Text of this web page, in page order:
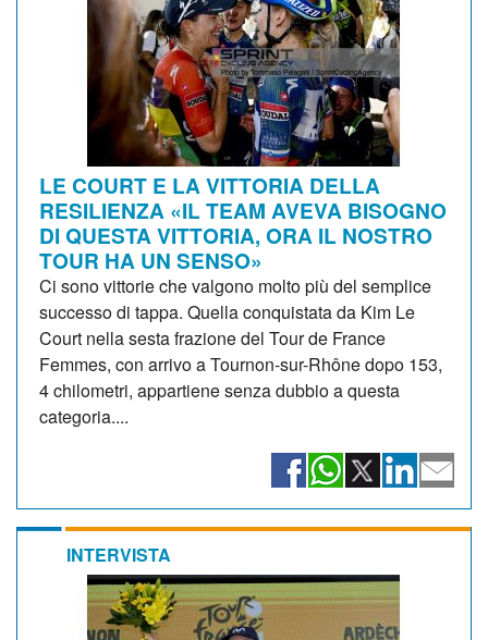
LE COURT E LA VITTORIA DELLA
RESILIENZA «IL TEAM AVEVA BISOGNO
DI QUESTA VITTORIA, ORA IL NOSTRO
TOUR HA UN SENSO»
Ci sono vittorie che valgono molto più del semplice
successo di tappa. Quella conquistata da Kim Le
Court nella sesta frazione del Tour de France
Femmes, con arrivo a Tournon-sur-Rhône dopo 153,
4 chilometri, appartiene senza dubbio a questa
categoria....
INTERVISTA